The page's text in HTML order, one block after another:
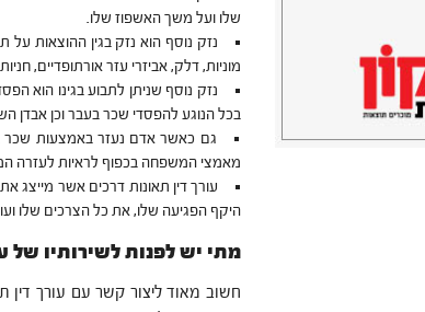
שלו ועל משך האשפוז שלו.
נזק נוסף הוא נזק בגין ההוצאות על
מוניות, דלק, אביזרי עזר אורתופדיים,
נזק נוסף שניתן לתבוע בגינו הוא
בכל הנוגע להפסדי שכר בעבר וכן אבדן
גם כאשר אדם נעזר באמצעות שכר
מאמצי המשפחה בכפוף לראיות לעזרה
עורך דין תאונות דרכים אשר מייצג
היקף הפגיעה שלו, את כל הצרכים שלו
מתי יש לפנות לשירותיו של
חשוב מאוד ליצור קשר עם עורך דין